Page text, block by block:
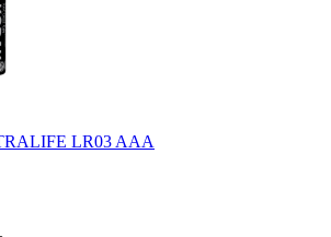
LR03 AAA